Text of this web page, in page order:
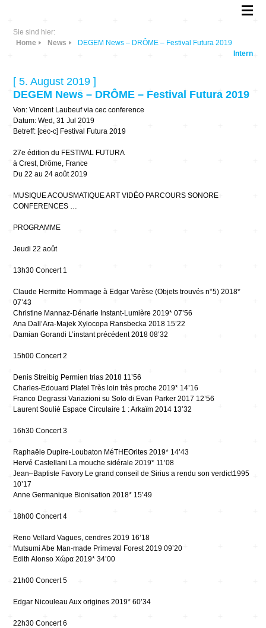
Sie sind hier:
Home
News
DEGEM News – DRÔME – Festival Futura 2019
Intern
[ 5. August 2019 ]
DEGEM News – DRÔME – Festival Futura 2019
Von: Vincent Laubeuf via cec conference
Datum: Wed, 31 Jul 2019
Betreff: [cec-c] Festival Futura 2019
27e édition du FESTIVAL FUTURA
à Crest, Drôme, France
Du 22 au 24 août 2019
MUSIQUE ACOUSMATIQUE ART VIDÉO PARCOURS SONORE
CONFERENCES …
PROGRAMME
Jeudi 22 août
13h30 Concert 1
Claude Hermitte Hommage à Edgar Varèse (Objets trouvés n°5) 2018*
07’43
Christine Mannaz-Dénarie Instant-Lumière 2019* 07’56
Ana Dall’Ara-Majek Xylocopa Ransbecka 2018 15’22
Damian Gorandi L’instant précédent 2018 08’32
15h00 Concert 2
Denis Streibig Permien trias 2018 11’56
Charles-Edouard Platel Très loin très proche 2019* 14’16
Franco Degrassi Variazioni su Solo di Evan Parker 2017 12’56
Laurent Soulié Espace Circulaire 1 : Arkaïm 2014 13’32
16h30 Concert 3
Raphaële Dupire-Loubaton MéTHEOrites 2019* 14’43
Hervé Castellani La mouche sidérale 2019* 11’08
Jean–Baptiste Favory Le grand conseil de Sirius a rendu son verdict1995
10’17
Anne Germanique Bionisation 2018* 15’49
18h00 Concert 4
Reno Vellard Vagues, cendres 2019 16’18
Mutsumi Abe Man-made Primeval Forest 2019 09’20
Edith Alonso Χώρα 2019* 34’00
21h00 Concert 5
Edgar Nicouleau Aux origines 2019* 60’34
22h30 Concert 6